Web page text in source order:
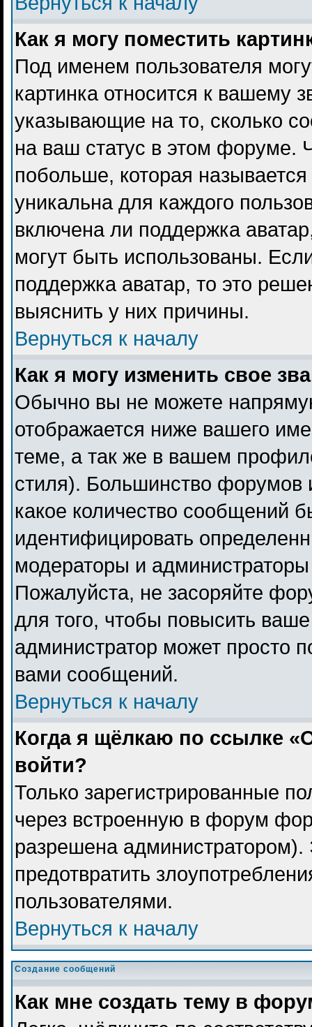
Как я могу поместить
Под именем пользователя
картинка относится к вашему
указывающие на то, сколько
на ваш статус в этом форуме.
побольше, которая
уникальна для каждого
включена ли поддержка
могут быть использованы.
поддержка аватар, то это
выяснить у них причины.
Вернуться к началу
Как я могу изменить свое
Обычно вы не можете
отображается ниже вашего
теме, а так же в вашем
стиля). Большинство форумов
какое количество сообщений
идентифицировать
модераторы и
Пожалуйста, не засоряйте
для того, чтобы повысить
администратор может просто
вами сообщений.
Вернуться к началу
Когда я щёлкаю по ссылке
войти?
Только зарегистрированные
через встроенную в форум
разрешена
предотвратить
пользователями.
Вернуться к началу
Создание сообщений
Как мне создать тему в